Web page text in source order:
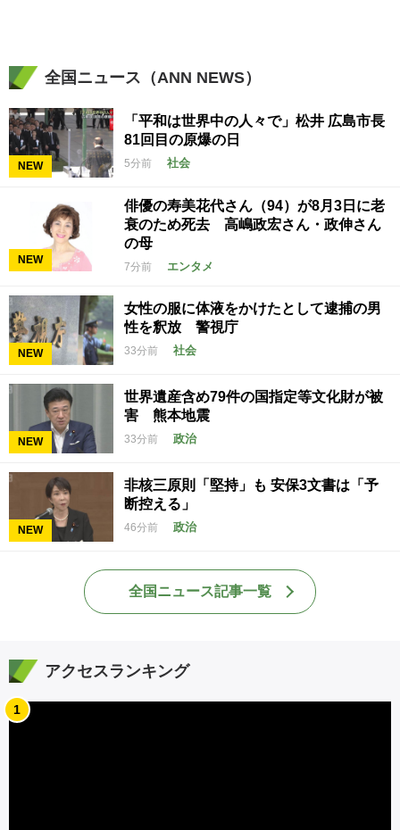
全国ニュース（ANN NEWS）
NEW
「平和は世界中の人々で」松井 広島市長
81回目の原爆の日
5分前 社会
NEW
俳優の寿美花代さん（94）が8月3日に老
衰のため死去 高嶋政宏さん・政伸さん
の母
7分前 エンタメ
NEW
女性の服に体液をかけたとして逮捕の男
性を釈放 警視庁
33分前 社会
NEW
世界遺産含め79件の国指定等文化財が被
害 熊本地震
33分前 政治
NEW
非核三原則「堅持」も 安保3文書は「予
断控える」
46分前 政治
全国ニュース記事一覧
アクセスランキング
1